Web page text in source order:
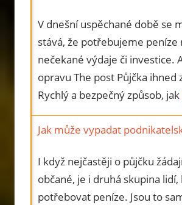
V dnešní uspěchané době se
stává, že potřebujeme peníze
nečekané výdaje či investice.
opravu The post Půjčka ihned
Rychlý a bezpečný způsob, jak
Jak může vypadat
I když nejčastěji o půjčku
občané, je i druhá skupina
potřebovat peníze. Jsou to